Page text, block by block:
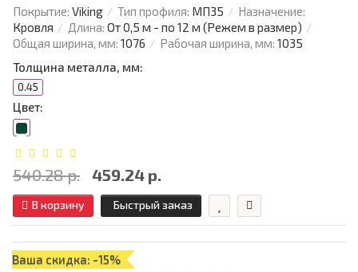
Покрытие: Viking Тип профиля: МП35
Назначение:
Кровля
Длина: От 0,5 м - по 12 м (Режем в размер)
Общая ширина, мм: 1076 Рабочая ширина, мм: 1035
Толщина металла, мм:
0.45
Цвет:
540.28 р. 459.24 р.
В корзину Быстрый заказ
Ваша скидка: -15%